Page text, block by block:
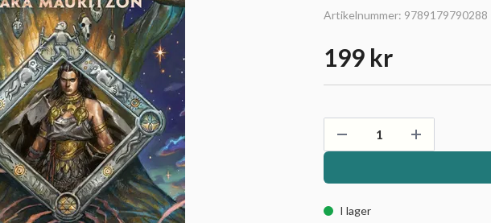
Artikelnummer: 9789179790288
199 kr
I lager